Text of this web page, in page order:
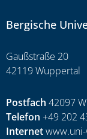
Bergische
Gaußstraße 20
42119 Wuppertal
Postfach 42097
Telefon +49 202
Internet